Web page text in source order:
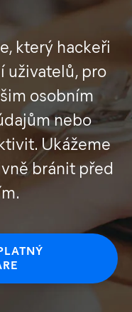
který hackeři
uživatelů, pro
osobním
nebo
Ukážeme
bránit před